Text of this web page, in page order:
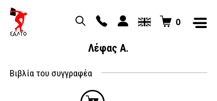
0
Λέφας Α.
Βιβλία του συγγραφέα